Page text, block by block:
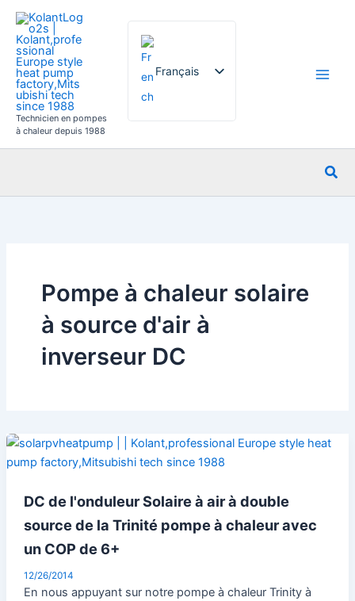
Aller
contenu
Technicien en pompes
à chaleur depuis 1988
Français
English
German
Portuguese
Norwegian
Pompe à chaleur solaire
à source d'air à
inverseur DC
DC de l'onduleur Solaire à air à double
source de la Trinité pompe à chaleur avec
un COP de 6+
12/26/2014
En nous appuyant sur notre pompe à chaleur Trinity à